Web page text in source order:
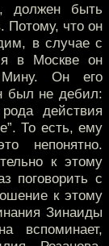
должен быть
Потому, что он
в случае с
в Москве он
Мину. Он его
был не дебил:
действия
То есть, ему
непонятно.
к этому
поговорить с
к этому
Зинаиды
вспоминает,